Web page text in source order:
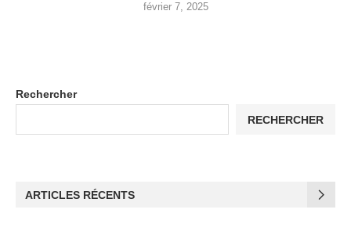
février 7, 2025
Rechercher
RECHERCHER
ARTICLES RÉCENTS